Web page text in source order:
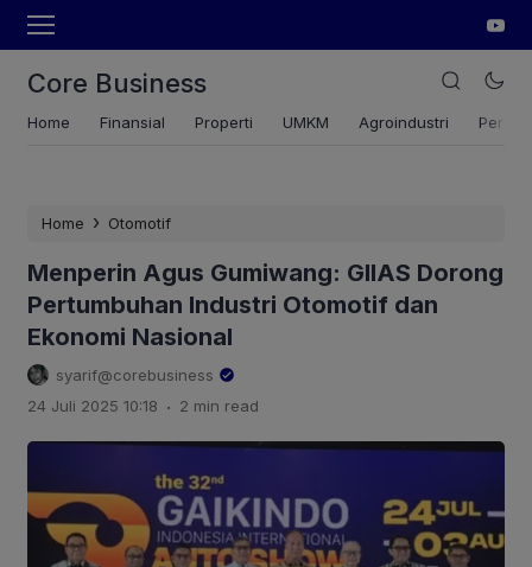
Core Business
Home Finansial Properti UMKM Agroindustri
Home › Otomotif
Menperin Agus Gumiwang: GIIAS Dorong
Pertumbuhan Industri Otomotif dan
Ekonomi Nasional
syarif@corebusiness
24 Juli 2025 10:18 . 2 min read